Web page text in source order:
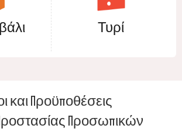
Τυρί
και Προϋποθέσεις
Προστασίας Προσωπικών